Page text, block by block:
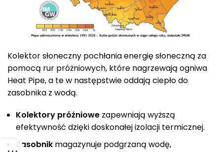
Kolektor słoneczny pochłania energię słoneczną za
pomocą rur próżniowych, które nagrzewają ogniwa
Heat Pipe, a te w następstwie oddają ciepło do
zasobnika z wodą.
Kolektory próżniowe zapewniają wyższą
efektywność dzięki doskonałej izolacji termicznej.
Zasobnik magazynuje podgrzaną wodę,